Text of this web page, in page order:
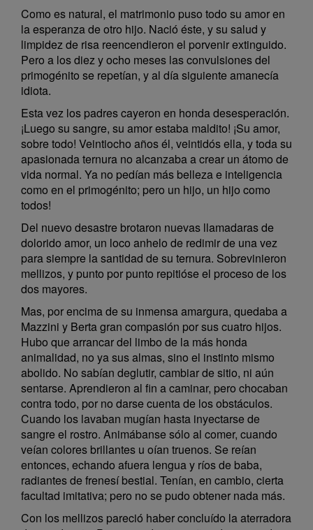
Como es natural, el matrimonio puso todo su amor en
la esperanza de otro hijo. Nació éste, y su salud y
limpidez de risa reencendieron el porvenir extinguido.
Pero a los diez y ocho meses las convulsiones del
primogénito se repetían, y al día siguiente amanecía
idiota.
Esta vez los padres cayeron en honda desesperación.
¡Luego su sangre, su amor estaba maldito! ¡Su amor,
sobre todo! Veintiocho años él, veintidós ella, y toda su
apasionada ternura no alcanzaba a crear un átomo de
vida normal. Ya no pedían más belleza e inteligencia
como en el primogénito; pero un hijo, un hijo como
todos!
Del nuevo desastre brotaron nuevas llamadaras de
dolorido amor, un loco anhelo de redimir de una vez
para siempre la santidad de su ternura. Sobrevinieron
mellizos, y punto por punto repitióse el proceso de los
dos mayores.
Mas, por encima de su inmensa amargura, quedaba a
Mazzini y Berta gran compasión por sus cuatro hijos.
Hubo que arrancar del limbo de la más honda
animalidad, no ya sus almas, sino el instinto mismo
abolido. No sabían deglutir, cambiar de sitio, ni aún
sentarse. Aprendieron al fin a caminar, pero chocaban
contra todo, por no darse cuenta de los obstáculos.
Cuando los lavaban mugían hasta inyectarse de
sangre el rostro. Animábanse sólo al comer, cuando
veían colores brillantes u oían truenos. Se reían
entonces, echando afuera lengua y ríos de baba,
radiantes de frenesí bestial. Tenían, en cambio, cierta
facultad imitativa; pero no se pudo obtener nada más.
Con los mellizos pareció haber concluído la aterradora